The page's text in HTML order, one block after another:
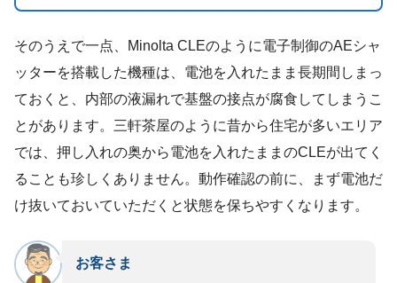
そのうえで一点、Minolta CLEのように電子制御のAEシャ
ッターを搭載した機種は、電池を入れたまま長期間しまっ
ておくと、内部の液漏れで基盤の接点が腐食してしまうこ
とがあります。三軒茶屋のように昔から住宅が多いエリア
では、押し入れの奥から電池を入れたままのCLEが出てく
ることも珍しくありません。動作確認の前に、まず電池だ
け抜いておいていただくと状態を保ちやすくなります。
お客さま